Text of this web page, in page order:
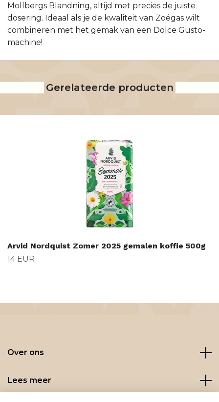
Mollbergs Blandning, altijd met precies de juiste
dosering. Ideaal als je de kwaliteit van Zoégas wilt
combineren met het gemak van een Dolce Gusto-
machine!
Gerelateerde producten
Arvid Nordquist Zomer 2025 gemalen koffie 500g
14 EUR
Over ons
Lees meer